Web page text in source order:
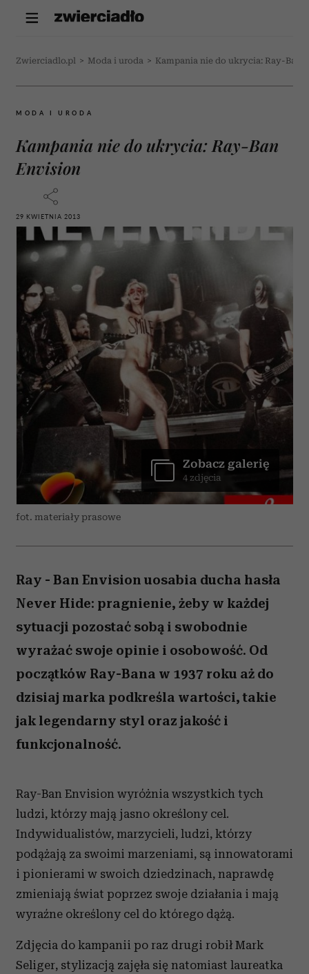
Zwierciadlo.pl > Moda i uroda > Kampania nie do ukrycia: Ray-Ban
MODA I URODA
Kampania nie do ukrycia: Ray-Ban
Envision
29 KWIETNIA 2013
fot. materiały prasowe
Zobacz galerię
4 zdjęcia
Ray - Ban Envision uosabia ducha hasła
Never Hide: pragnienie, żeby w każdej
sytuacji pozostać sobą i swobodnie
wyrażać swoje opinie i osobowość. Od
początków Ray-Bana w 1937 roku aż do
dzisiaj marka podkreśla wartości, takie
jak legendarny styl oraz jakość i
funkcjonalność.
Ray-Ban Envision wyróżnia wszystkich tych
ludzi, którzy mają jasno określony cel.
Indywidualistów, marzycieli, ludzi, którzy
podążają za swoimi marzeniami, są innowatorami
i pionierami w swoich dziedzinach, naprawdę
zmieniają świat poprzez swoje działania i mają
wyraźne określony cel do którego dążą.
Zdjęcia do kampanii po raz drugi robił Mark
Seliger, stylizacją zajęła się natomiast laureatka